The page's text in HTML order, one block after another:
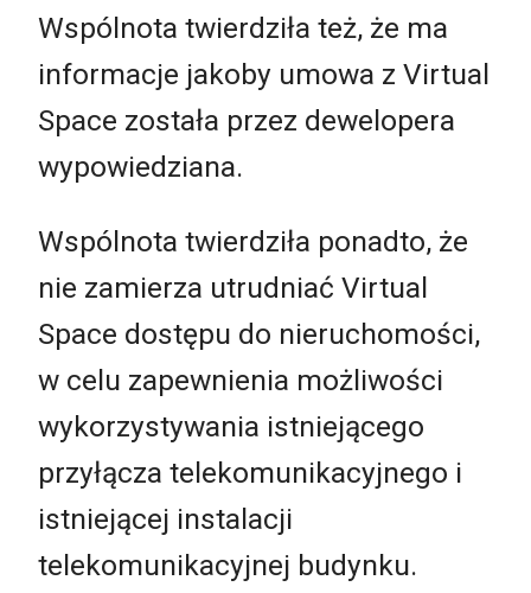
Wspólnota twierdziła też, że ma
informacje jakoby umowa z Virtual
Space została przez dewelopera
wypowiedziana.
Wspólnota twierdziła ponadto, że
nie zamierza utrudniać Virtual
Space dostępu do nieruchomości,
w celu zapewnienia możliwości
wykorzystywania istniejącego
przyłącza telekomunikacyjnego i
istniejącej instalacji
telekomunikacyjnej budynku.